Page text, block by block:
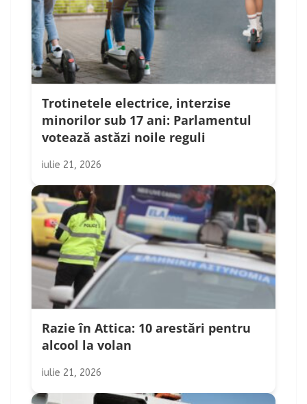
Trotinetele electrice, interzise
minorilor sub 17 ani: Parlamentul
votează astăzi noile reguli
iulie 21, 2026
Razie în Attica: 10 arestări pentru
alcool la volan
iulie 21, 2026